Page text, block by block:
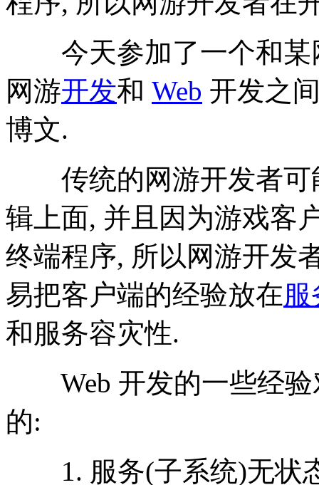
今天参加了一个和某
网游开发和 Web 开发之
博文.
传统的网游开发者可
辑上面, 并且因为游戏客
终端程序, 所以网游开发
易把客户端的经验放在
和服务容灾性.
Web 开发的一些经验
的:
1. 服务(子系统)无状